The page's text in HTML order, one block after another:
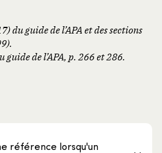
du guide de l’APA et des sections
guide de l’APA, p. 266 et 286.
référence lorsqu'un